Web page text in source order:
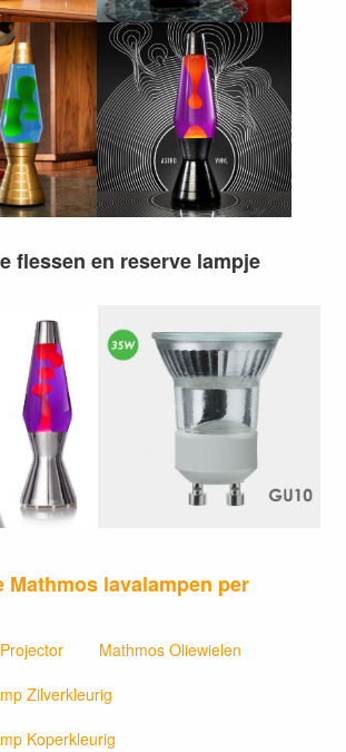
flessen en reserve lampje
Mathmos lavalampen per
Mathmos Oliewielen
Zilverkleurig
Koperkleurig